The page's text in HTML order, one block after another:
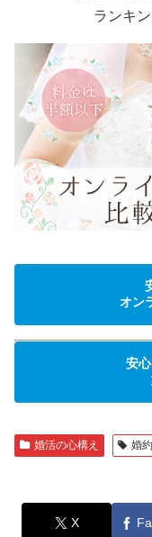
ランキ
オン
安
婚活の心構え 婚約
X